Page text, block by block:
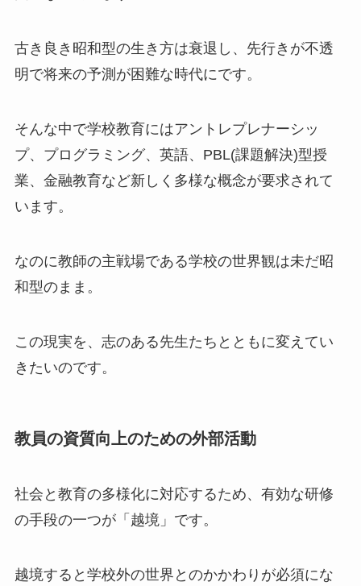
古き良き昭和型の生き方は衰退し、先行きが不透
明で将来の予測が困難な時代にです。
そんな中で学校教育にはアントレプレナーシッ
プ、プログラミング、英語、PBL(課題解決)型授
業、金融教育など新しく多様な概念が要求されて
います。
なのに教師の主戦場である学校の世界観は未だ昭
和型のまま。
この現実を、志のある先生たちとともに変えてい
きたいのです。
教員の資質向上のための外部活動
社会と教育の多様化に対応するため、有効な研修
の手段の一つが「越境」です。
越境すると学校外の世界とのかかわりが必須にな